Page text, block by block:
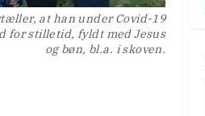
at han under Covid-19
for stilletid, fyldt med Jesus
og bøn, bl.a. i skoven.